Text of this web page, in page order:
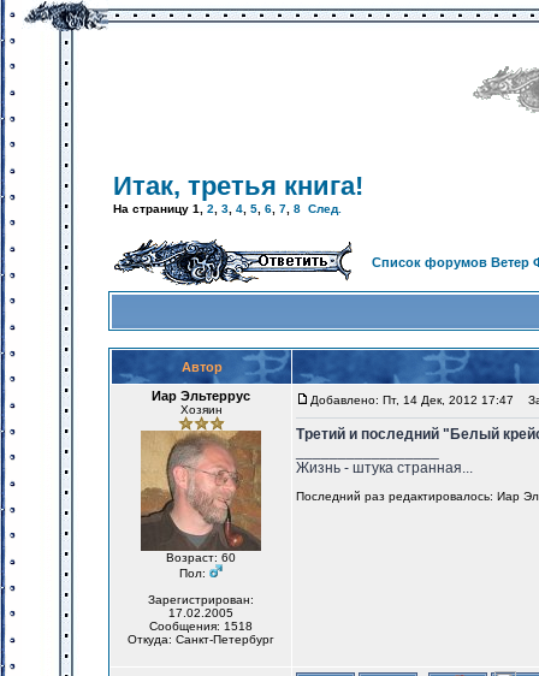
Итак, третья книга!
На страницу 1 2 3 4 5 6 7 8 След.
Список форумов Ветер
Автор
Иар Эльтеррус
Хозяин
Возраст: 60
Пол:
Зарегистрирован:
17.02.2005
Сообщения: 1518
Откуда: Санкт-Петербург
Добавлено: Пт, 14 Дек, 2012 17:47
Третий и последний "Белый
Жизнь - штука странная...
Последний раз редактировалось: Иар